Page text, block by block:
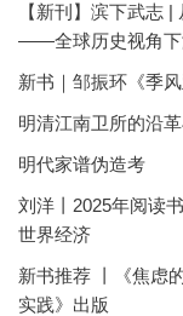
【新刊】滨下武志 |
——全球历史视角下
新书｜邹振环《季
明清江南卫所的沿
明代家谱伪造考
刘洋丨2025年阅读
世界经济
新书推荐 丨《焦虑
实践》出版